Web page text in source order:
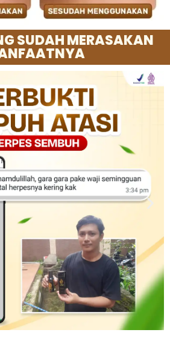
SUDAH MERASAKAN